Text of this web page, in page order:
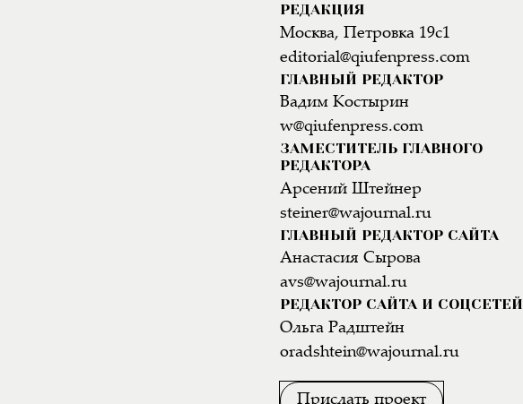
РЕДАКЦИЯ
Москва, Петровка 19с1
editorial@qiufenpress.com
ГЛАВНЫЙ РЕДАКТОР
Вадим Костырин
w@qiufenpress.com
ЗАМЕСТИТЕЛЬ ГЛАВНОГО
РЕДАКТОРА
Арсений Штейнер
steiner@wajournal.ru
ГЛАВНЫЙ РЕДАКТОР САЙТА
Анастасия Сырова
avs@wajournal.ru
РЕДАКТОР САЙТА И СОЦСЕТЕЙ
Ольга Радштейн
oradshtein@wajournal.ru
Прислать проект